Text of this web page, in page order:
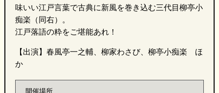
味いい江戸言葉で古典に新風を巻き込む三代目柳亭小
痴楽（同右）。
江戸落語の粋をご堪能あれ！
【出演】春風亭一之輔、柳家わさび、柳亭小痴楽 ほ
か
開催場所